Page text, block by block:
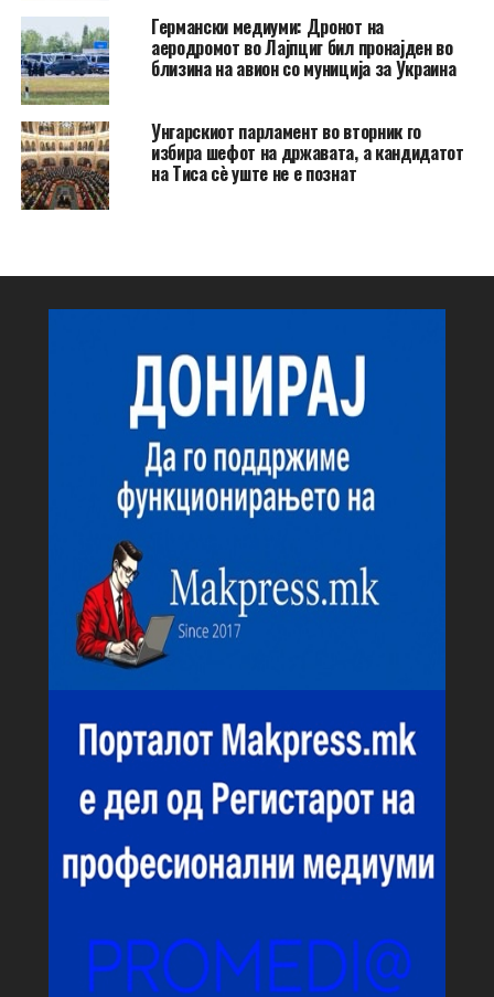
Германски медиуми: Дронот на
аеродромот во Лајпциг бил пронајден во
близина на авион со муниција за Украина
Унгарскиот парламент во вторник го
избира шефот на државата, а кандидатот
на Тиса сè уште не е познат